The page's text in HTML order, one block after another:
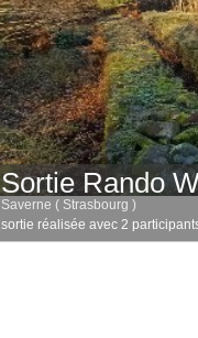
Sortie Rando
Saverne ( Strasbourg )
sortie réalisée avec 2